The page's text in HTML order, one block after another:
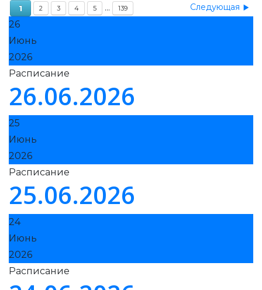
1 2 3 4 5 ... 139 Следующая
26
Июнь
2026
Расписание
26.06.2026
25
Июнь
2026
Расписание
25.06.2026
24
Июнь
2026
Расписание